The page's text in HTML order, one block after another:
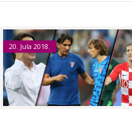
20. Jula 2018.